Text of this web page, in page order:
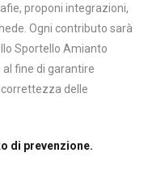
proponi integrazioni,
Ogni contributo sarà
Sportello Amianto
fine di garantire
correttezza delle
di prevenzione.